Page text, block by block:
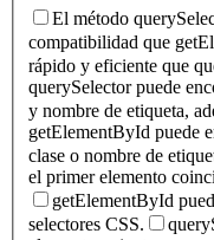
El método
compatibilidad que
rápido y eficiente que
querySelector puede
y nombre de etiqueta,
getElementById puede
clase o nombre de
el primer elemento
getElementById
selectores CSS.